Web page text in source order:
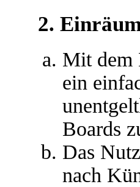
2.
Mit dem
ein
Boards
Das
nach